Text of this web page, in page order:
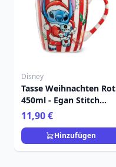
Disney
Tasse Weihnachten Rot
450ml - Egan Stitch
Home
11,90 €
Hinzufügen